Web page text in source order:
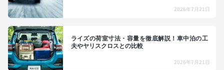
2026年7月21日
ライズの荷室寸法・容量を徹底解説！車中泊の工
夫やヤリスクロスとの比較
2026年7月21日